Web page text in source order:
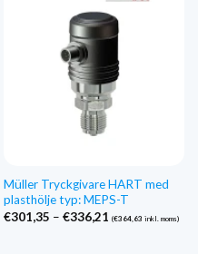
Müller Tryckgivare HART med
plasthölje typ: MEPS-T
€301,35 – €336,21 Prisintervall:
(€364,63 inkl. moms)